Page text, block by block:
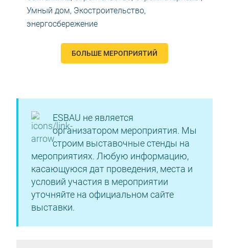
Умный дом, Экостроительство,
энергосбережение
БОЛЬШЕ МЕРОПРИЯТИЙ
ESBAU не является
организатором мероприятия. Мы
строим выставочные стенды на
мероприятиях. Любую информацию,
касающуюся дат проведения, места и
условий участия в мероприятии
уточняйте на официальном сайте
выставки.